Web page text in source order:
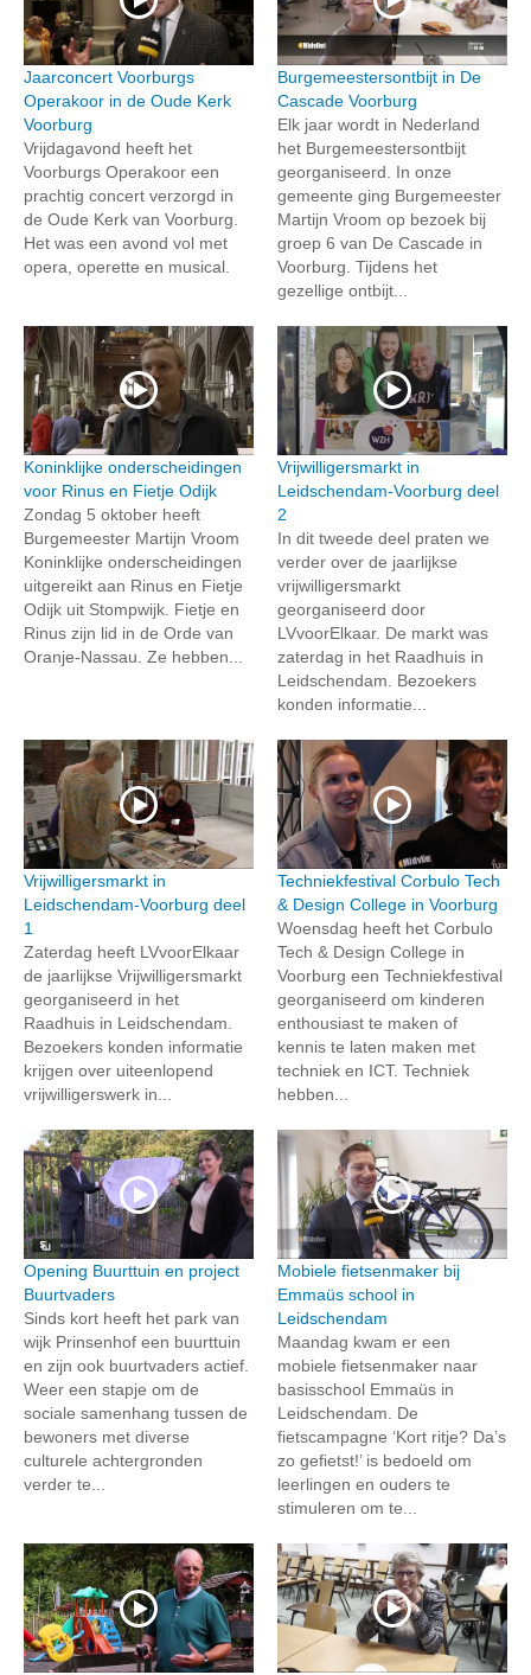
Jaarconcert Voorburgs
Operakoor in de Oude Kerk
Voorburg
Vrijdagavond heeft het
Voorburgs Operakoor een
prachtig concert verzorgd in
de Oude Kerk van Voorburg.
Het was een avond vol met
opera, operette en musical.
Burgemeestersontbijt in De
Cascade Voorburg
Elk jaar wordt in Nederland
het Burgemeestersontbijt
georganiseerd. In onze
gemeente ging Burgemeester
Martijn Vroom op bezoek bij
groep 6 van De Cascade in
Voorburg. Tijdens het
gezellige ontbijt...
Koninklijke onderscheidingen
voor Rinus en Fietje Odijk
Zondag 5 oktober heeft
Burgemeester Martijn Vroom
Koninklijke onderscheidingen
uitgereikt aan Rinus en Fietje
Odijk uit Stompwijk. Fietje en
Rinus zijn lid in de Orde van
Oranje-Nassau. Ze hebben...
Vrijwilligersmarkt in
Leidschendam-Voorburg deel
2
In dit tweede deel praten we
verder over de jaarlijkse
vrijwilligersmarkt
georganiseerd door
LVvoorElkaar. De markt was
zaterdag in het Raadhuis in
Leidschendam. Bezoekers
konden informatie...
Vrijwilligersmarkt in
Leidschendam-Voorburg deel
1
Zaterdag heeft LVvoorElkaar
de jaarlijkse Vrijwilligersmarkt
georganiseerd in het
Raadhuis in Leidschendam.
Bezoekers konden informatie
krijgen over uiteenlopend
vrijwilligerswerk in...
Techniekfestival Corbulo Tech
& Design College in Voorburg
Woensdag heeft het Corbulo
Tech & Design College in
Voorburg een Techniekfestival
georganiseerd om kinderen
enthousiast te maken of
kennis te laten maken met
techniek en ICT. Techniek
hebben...
Opening Buurttuin en project
Buurtvaders
Sinds kort heeft het park van
wijk Prinsenhof een buurttuin
en zijn ook buurtvaders actief.
Weer een stapje om de
sociale samenhang tussen de
bewoners met diverse
culturele achtergronden
verder te...
Mobiele fietsenmaker bij
Emmaüs school in
Leidschendam
Maandag kwam er een
mobiele fietsenmaker naar
basisschool Emmaüs in
Leidschendam. De
fietscampagne ‘Kort ritje? Da’s
zo gefietst!’ is bedoeld om
leerlingen en ouders te
stimuleren om te...